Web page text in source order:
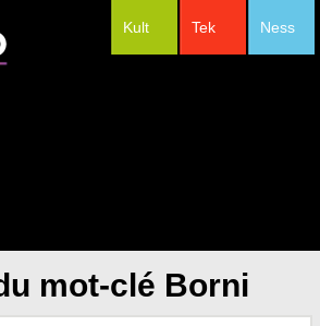
Ness
Tek
Kult
mot-clé Borni